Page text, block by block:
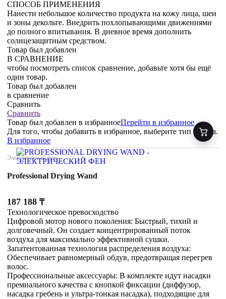
СПОСОБ ПРИМЕНЕНИЯ
Нанести небольшое количество продукта на кожу лица, шеи
и зоны декольте. Внедрить похлопывающими движениями
до полного впитывания. В дневное время дополнить
солнцезащитным средством.
Товар был добавлен
В СРАВНЕНИЕ
чтобы посмотреть список сравнение, добавьте хотя бы ещё
один товар.
Товар был добавлен
в сравнение
Сравнить
Сравнить
Товар был добавлен в избранноеПерейти в избранное
Для того, чтобы добавить в избранное, выберите тип товара.
В избранное
Электрический фен
Professional Drying Wand
187 188 ₸
Технологическое превосходство
Цифровой мотор нового поколения: Быстрый, тихий и
долговечный. Он создает концентрированный поток
воздуха для максимально эффективной сушки.
Запатентованная технология распределения воздуха:
Обеспечивает равномерный обдув, предотвращая перегрев
волос.
Профессиональные аксессуары: В комплекте идут насадки
премиального качества с кнопкой фиксации (диффузор,
насадка гребень и ультра-тонкая насадка), подходящие для